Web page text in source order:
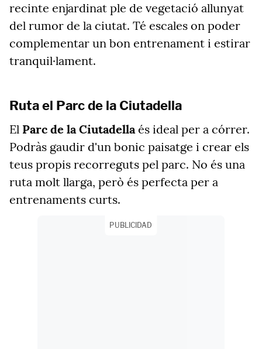
recinte enjardinat ple de vegetació allunyat
del rumor de la ciutat. Té escales on poder
complementar un bon entrenament i estirar
tranquil·lament.
Ruta el Parc de la Ciutadella
El Parc de la Ciutadellaés ideal per a córrer.
Podràs gaudir d'un bonic paisatge i crear els
teus propis recorreguts pel parc. No és una
ruta molt llarga, però és perfecta per a
entrenaments curts.
PUBLICIDAD